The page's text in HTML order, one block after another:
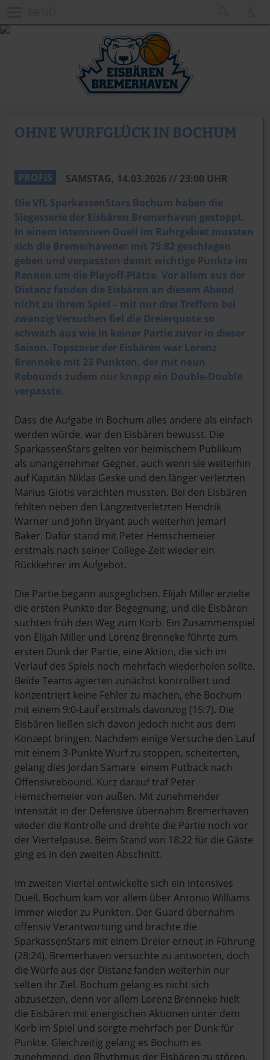
OHNE WURFGLÜCK IN BOCHUM
PROFIS
SAMSTAG, 14.03.2026 // 23:00 UHR
Die VfL SparkassenStars Bochum haben die
Siegesserie der Eisbären Bremerhaven gestoppt.
In einem intensiven Duell im Ruhrgebiet mussten
sich die Bremerhavener mit 75:82 geschlagen
geben und verpassten damit wichtige Punkte im
Rennen um die Playoff-Plätze. Vor allem aus der
Distanz fanden die Eisbären an diesem Abend
nicht zu ihrem Spiel – mit nur drei Treffern bei
zwanzig Versuchen fiel die Dreierquote so
schwach aus wie in keiner Partie zuvor in dieser
Saison. Topscorer der Eisbären war Lorenz
Brenneke mit 23 Punkten, der mit neun
Rebounds zudem nur knapp ein Double-Double
verpasste.
Dass die Aufgabe in Bochum alles andere als einfach
werden würde, war den Eisbären bewusst. Die
SparkassenStars gelten vor heimischem Publikum
als unangenehmer Gegner, auch wenn sie weiterhin
auf Kapitän Niklas Geske und den länger verletzten
Marius Giotis verzichten mussten. Bei den Eisbären
fehlten neben den Langzeitverletzten Hendrik
Warner und John Bryant auch weiterhin Jemarl
Baker. Dafür stand mit Peter Hemschemeier
erstmals nach seiner College-Zeit wieder ein
Rückkehrer im Aufgebot.
Die Partie begann ausgeglichen. Elijah Miller erzielte
die ersten Punkte der Begegnung, und die Eisbären
suchten früh den Weg zum Korb. Ein Zusammenspiel
von Elijah Miller und Lorenz Brenneke führte zum
ersten Dunk der Partie, eine Aktion, die sich im
Verlauf des Spiels noch mehrfach wiederholen sollte.
Beide Teams agierten zunächst kontrolliert und
konzentriert keine Fehler zu machen, ehe Bochum
mit einem 9:0-Lauf erstmals davonzog (15:7). Die
Eisbären ließen sich davon jedoch nicht aus dem
Konzept bringen. Nachdem einige Versuche den Lauf
mit einem 3-Punkte Wurf zu stoppen, scheiterten,
gelang dies Jordan Samare einem Putback nach
Offensivrebound. Kurz darauf traf Peter
Hemschemeier von außen. Mit zunehmender
Intensität in der Defensive übernahm Bremerhaven
wieder die Kontrolle und drehte die Partie noch vor
der Viertelpause. Beim Stand von 18:22 für die Gäste
ging es in den zweiten Abschnitt.
Im zweiten Viertel entwickelte sich ein intensives
Duell. Bochum kam vor allem über Antonio Williams
immer wieder zu Punkten. Der Guard übernahm
offensiv Verantwortung und brachte die
SparkassenStars mit einem Dreier erneut in Führung
(28:24). Bremerhaven versuchte zu antworten, doch
die Würfe aus der Distanz fanden weiterhin nur
selten ihr Ziel. Bochum gelang es nicht sich
abzusetzen, denn vor allem Lorenz Brenneke hielt
die Eisbären mit energischen Aktionen unter dem
Korb im Spiel und sorgte mehrfach per Dunk für
Punkte. Gleichzeitig gelang es Bochum es
zunehmend, den Rhythmus der Eisbären zu stören.